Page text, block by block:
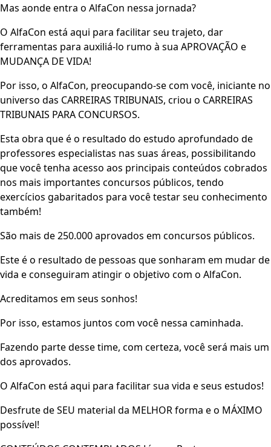
Mas aonde entra o AlfaCon nessa jornada?
O AlfaCon está aqui para facilitar seu trajeto, dar
ferramentas para auxiliá-lo rumo à sua APROVAÇÃO e
MUDANÇA DE VIDA!
Por isso, o AlfaCon, preocupando-se com você, iniciante no
universo das CARREIRAS TRIBUNAIS, criou o CARREIRAS
TRIBUNAIS PARA CONCURSOS.
Esta obra que é o resultado do estudo aprofundado de
professores especialistas nas suas áreas, possibilitando
que você tenha acesso aos principais conteúdos cobrados
nos mais importantes concursos públicos, tendo
exercícios gabaritados para você testar seu conhecimento
também!
São mais de 250.000 aprovados em concursos públicos.
Este é o resultado de pessoas que sonharam em mudar de
vida e conseguiram atingir o objetivo com o AlfaCon.
Acreditamos em seus sonhos!
Por isso, estamos juntos com você nessa caminhada.
Fazendo parte desse time, com certeza, você será mais um
dos aprovados.
O AlfaCon está aqui para facilitar sua vida e seus estudos!
Desfrute de SEU material da MELHOR forma e o MÁXIMO
possível!